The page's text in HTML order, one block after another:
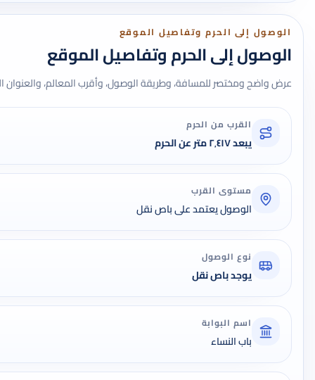
الوصول إلى الحرم وتفاصيل الموقع
الوصول إلى الحرم وتفاصيل الموقع
عرض واضح ومختصر للمسافة، وطريقة الوصول، وأقرب المعالم، والعنوان
القرب من الحرم
يبعد ٢٬٤١٧ متر عن الحرم
مستوى القرب
الوصول يعتمد على باص نقل
نوع الوصول
يوجد باص نقل
اسم البوابة
باب النساء